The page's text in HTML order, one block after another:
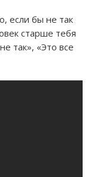
если бы не так
старше тебя
так», «Это все